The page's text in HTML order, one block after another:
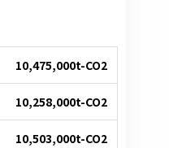
10,475,000t-CO2
10,258,000t-CO2
10,503,000t-CO2